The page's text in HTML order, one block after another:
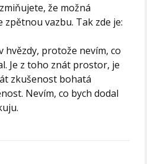
že možná
zpětnou vazbu. Tak zde je:
hvězdy, protože nevím, co
Je z toho znát prostor, je
zkušenost bohatá
Nevím, co bych dodal